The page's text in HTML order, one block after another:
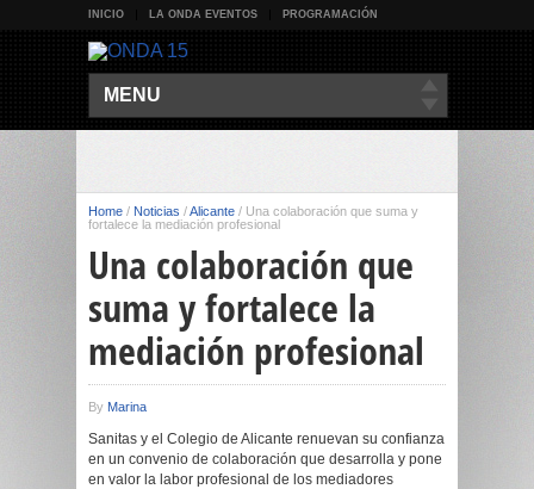
INICIO LA ONDA EVENTOS PROGRAMACIÓN
MENU
Home / Noticias /Alicante / Una colaboración que suma y
fortalece la mediación profesional
Una colaboración que
suma y fortalece la
mediación profesional
By Marina
Sanitas y el Colegio de Alicante renuevan su confianza
en un convenio de colaboración que desarrolla y pone
en valor la labor profesional de los mediadores